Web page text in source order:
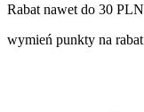
Rabat nawet do 30 PLN
wymień punkty na rabat